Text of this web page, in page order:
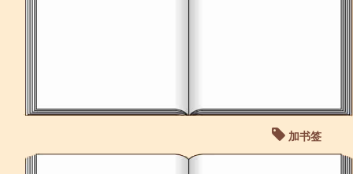
加书签